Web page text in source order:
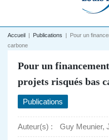
Accueil | Publications | Pour un
carbone
Pour un
projets risqués bas
Publications
Auteur(s) : Guy Meunier,